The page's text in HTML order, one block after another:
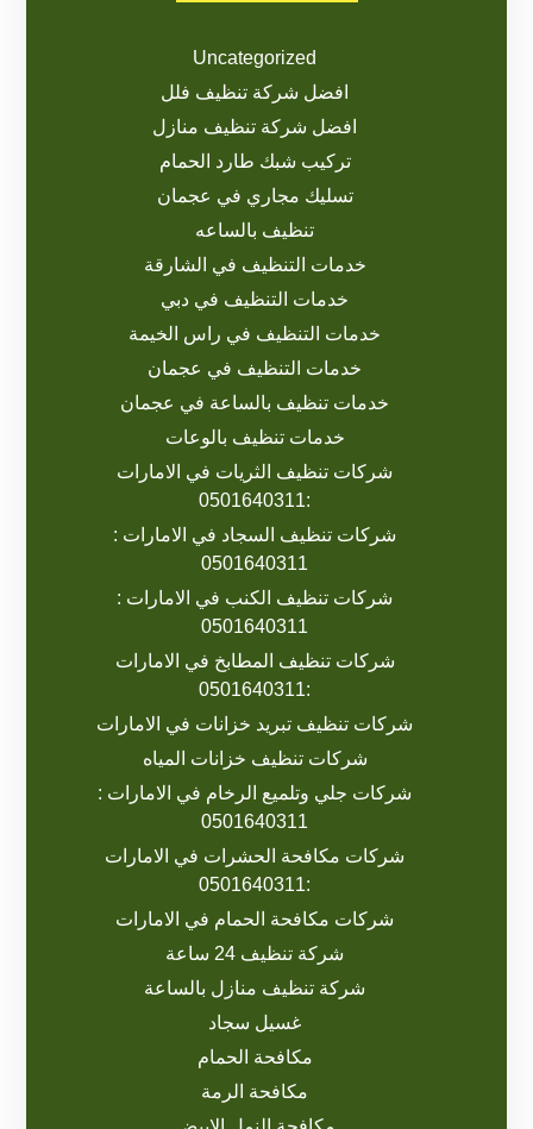
Uncategorized
افضل شركة تنظيف فلل
افضل شركة تنظيف منازل
تركيب شبك طارد الحمام
تسليك مجاري في عجمان
تنظيف بالساعه
خدمات التنظيف في الشارقة
خدمات التنظيف في دبي
خدمات التنظيف في راس الخيمة
خدمات التنظيف في عجمان
خدمات تنظيف بالساعة في عجمان
خدمات تنظيف بالوعات
شركات تنظيف الثريات في الامارات
:0501640311
شركات تنظيف السجاد في الامارات :
0501640311
شركات تنظيف الكنب في الامارات :
0501640311
شركات تنظيف المطابخ في الامارات
:0501640311
شركات تنظيف تبريد خزانات في الامارات
شركات تنظيف خزانات المياه
شركات جلي وتلميع الرخام في الامارات :
0501640311
شركات مكافحة الحشرات في الامارات
:0501640311
شركات مكافحة الحمام في الامارات
شركة تنظيف 24 ساعة
شركة تنظيف منازل بالساعة
غسيل سجاد
مكافحة الحمام
مكافحة الرمة